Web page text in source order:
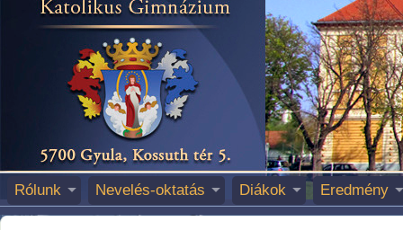
Rólunk Nevelés-oktatás Diákok Eredmény